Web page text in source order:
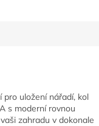
uložení nářadí, kol
s moderní rovnou
zahradu v dokonale